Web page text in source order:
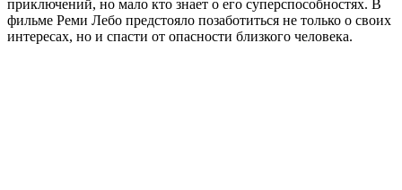
приключений, но мало кто знает о его суперспособностях. В
фильме Реми Лебо предстояло позаботиться не только о своих
интересах, но и спасти от опасности близкого человека.